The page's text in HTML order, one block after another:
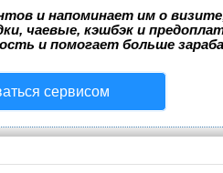
и напоминает им о
чаевые, кэшбэк и
и помогает больше
сервисом